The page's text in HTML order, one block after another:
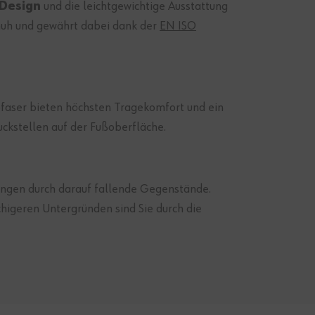
und die leichtgewichtige Ausstattung
und gewährt dabei dank der EN ISO
bieten höchsten Tragekomfort und ein
auf der Fußoberfläche.
durch darauf fallende Gegenstände.
Untergründen sind Sie durch die